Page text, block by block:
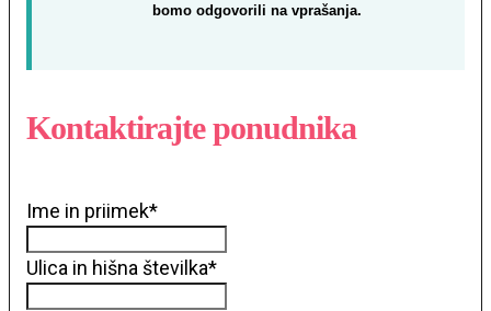
bomo odgovorili na vprašanja.
Kontaktirajte ponudnika
Ime in priimek*
Ulica in hišna številka*